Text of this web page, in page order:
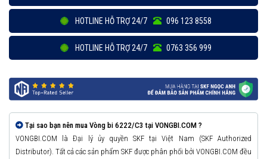
HOTLINE HỖ TRỢ 24/7 096 123 8558
HOTLINE HỖ TRỢ 24/7 0763 356 999
Tại sao bạn nên mua Vòng bi 6222/C3 tại VONGBI.COM ?
VONGBI.COM là Đại lý ủy quyền SKF tại Việt Nam (SKF Authorized
Distributor). Tất cả các sản phẩm SKF được phân phối bởi VONGBI.COM đều